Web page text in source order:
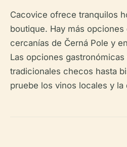
Cacovice ofrece tranquilos
boutique. Hay más
cercanías de Černá Pole y
Las opciones
tradicionales checos hasta
pruebe los vinos locales y la